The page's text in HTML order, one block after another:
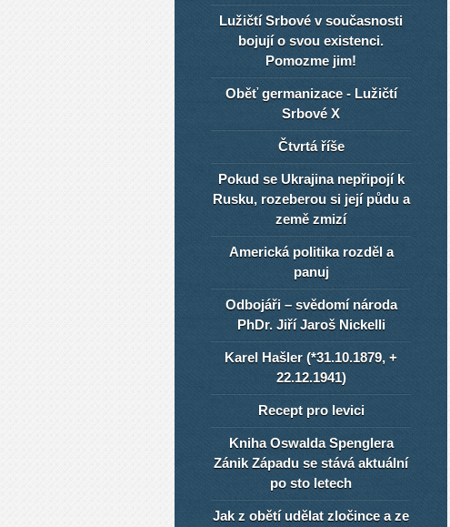
Lužičtí Srbové v současnosti
bojují o svou existenci.
Pomozme jim!
Oběť germanizace - Lužičtí
Srbové X
Čtvrtá říše
Pokud se Ukrajina nepřipojí k
Rusku, rozeberou si její půdu a
země zmizí
Americká politika rozděl a
panuj
Odbojáři – svědomí národa
PhDr. Jiří Jaroš Nickelli
Karel Hašler (*31.10.1879, +
22.12.1941)
Recept pro levici
Kniha Oswalda Spenglera
Zánik Západu se stává aktuální
po sto letech
Jak z obětí udělat zločince a ze